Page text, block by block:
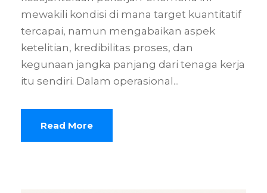
mewakili kondisi di mana target kuantitatif
tercapai, namun mengabaikan aspek
ketelitian, kredibilitas proses, dan
kegunaan jangka panjang dari tenaga kerja
itu sendiri. Dalam operasional...
Read More